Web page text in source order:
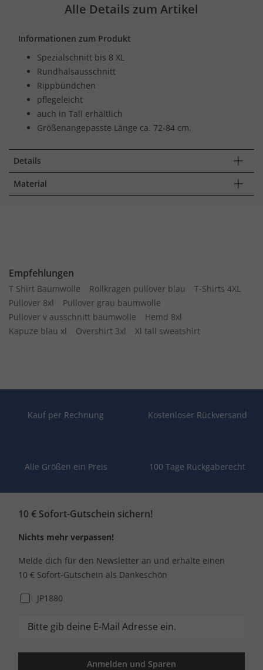
Alle Details zum Artikel
Informationen zum Produkt
Spezialschnitt bis 8 XL
Rundhalsausschnitt
Rippbündchen
pflegeleicht
auch in Tall erhältlich
Größenangepasste Länge ca. 72-84 cm.
Details
Material
Empfehlungen
T Shirt Baumwolle Rollkragen pullover blau
T-Shirts 4XL
Pullover 8xl
Pullover grau baumwolle
Pullover v ausschnitt baumwolle
Hemd 8xl
Kapuze blau xl
Overshirt 3xl Xl tall sweatshirt
Kauf per Rechnung Kostenloser Rückversand
Alle Größen ein Preis 100 Tage Rückgaberecht
10 € Sofort-Gutschein sichern!
Nichts mehr verpassen!
Melde dich für den Newsletter an und erhalte einen
10 € Sofort-Gutschein als Dankeschön
JP1880
Anmelden und Sparen